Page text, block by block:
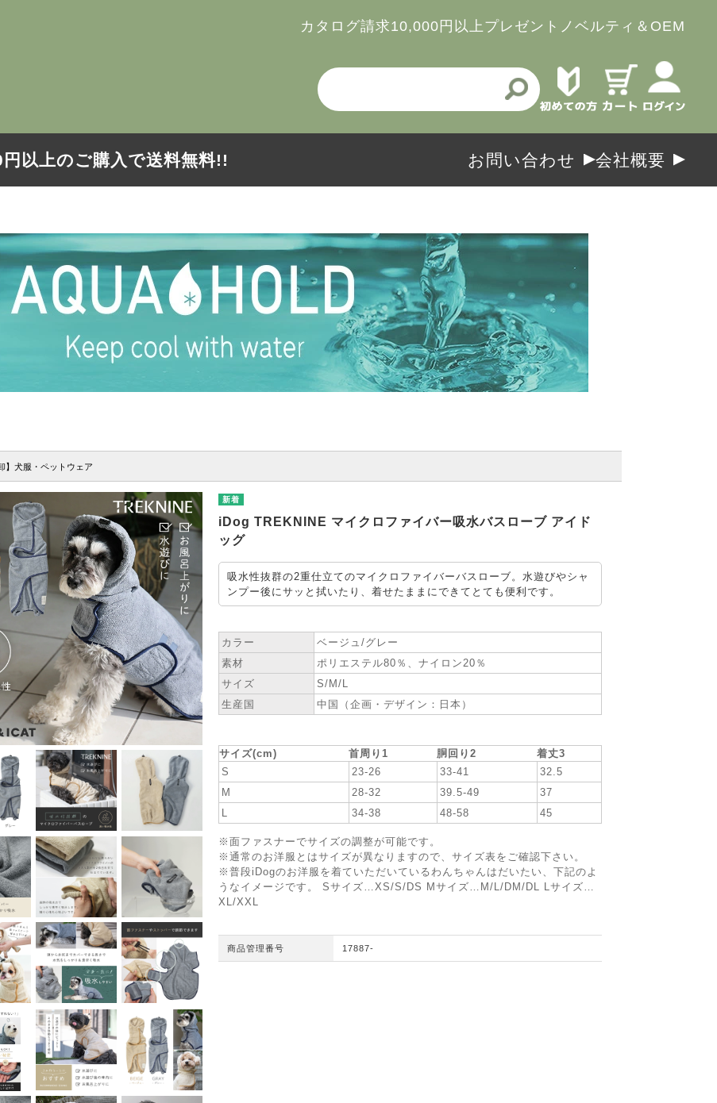
カタログ請求10,000円以上プレゼント ノベルティ＆OEM
以上のご購入で送料無料!! お問い合わせ 会社概要
】犬服・ペットウェア
iDog TREKNINE マイクロファイバー吸水バスローブ アイド
ッグ
吸水性抜群の2重仕立てのマイクロファイバーバスローブ。水遊びやシャ
ンプー後にサッと拭いたり、着せたままにできてとても便利です。
カラー
ベージュ/グレー
素材
ポリエステル80％、ナイロン20％
サイズ
S/M/L
生産国
中国（企画・デザイン：日本）
サイズ(cm)
首周り1 胴回り2
着丈3
S
23-26 33-41
32.5
M
28-32 39.5-49
37
L
34-38 48-58 45
※面ファスナーでサイズの調整が可能です。
※通常のお洋服とはサイズが異なりますので、サイズ表をご確認下さい。
※普段iDogのお洋服を着ていただいているわんちゃんはだいたい、下記のよ
うなイメージです。 Sサイズ…XS/S/DS Mサイズ…M/L/DM/DL Lサイズ…
XL/XXL
商品管理番号 17887-